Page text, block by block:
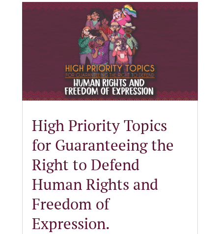
High Priority Topics
for Guaranteeing the
Right to Defend
Human Rights and
Freedom of
Expression.